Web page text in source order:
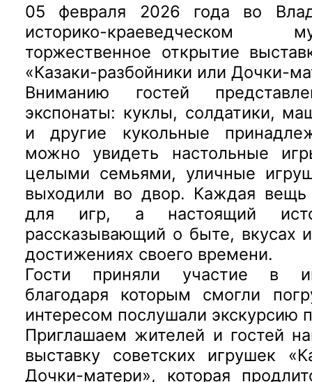
05 февраля 2026 года во
историко-краеведческом
торжественное открытие
«Казаки-разбойники или Дочки-
Вниманию гостей
экспонаты: куклы, солдатики,
и другие кукольные
можно увидеть настольные
целыми семьями, уличные
выходили во двор. Каждая
для игр, а настоящий
рассказывающий о быте,
достижениях своего времени.
Гости приняли участие в
благодаря которым смогли
интересом послушали экскурсию
Приглашаем жителей и гостей
выставку советских игрушек
Дочки-матери», которая